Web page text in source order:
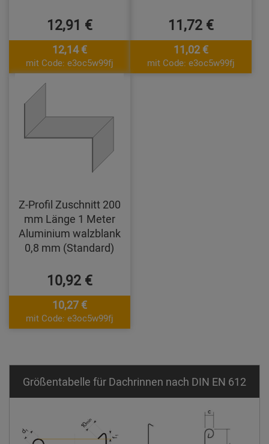
12,91 €
12,14 €
mit Code: e3oc5w99fj
11,72 €
11,02 €
mit Code: e3oc5w99fj
Z-Profil Zuschnitt 200
mm Länge 1 Meter
Aluminium walzblank
0,8 mm (Standard)
10,92 €
10,27 €
mit Code: e3oc5w99fj
Größentabelle für Dachrinnen nach DIN EN 612